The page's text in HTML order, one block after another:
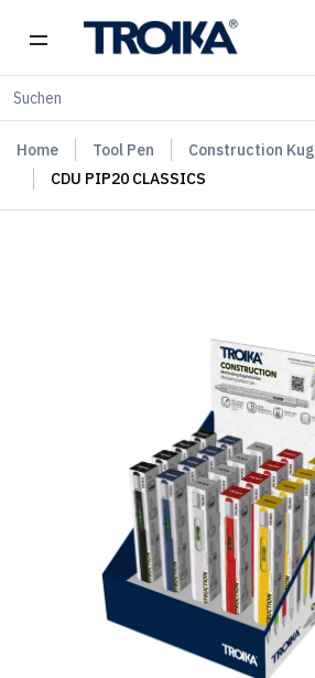
Home Tool Pen
Construction
CDU PIP20 CLASSICS